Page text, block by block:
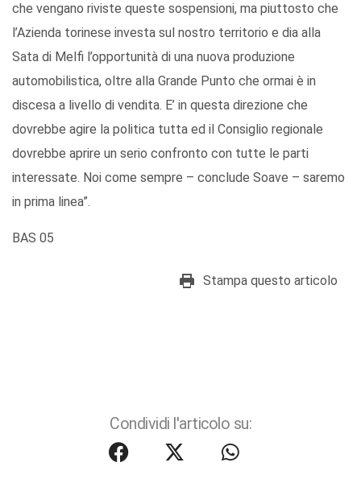
che vengano riviste queste sospensioni, ma piuttosto che
l’Azienda torinese investa sul nostro territorio e dia alla
Sata di Melfi l’opportunità di una nuova produzione
automobilistica, oltre alla Grande Punto che ormai è in
discesa a livello di vendita. E’ in questa direzione che
dovrebbe agire la politica tutta ed il Consiglio regionale
dovrebbe aprire un serio confronto con tutte le parti
interessate. Noi come sempre – conclude Soave – saremo
in prima linea”.
BAS 05
Stampa questo articolo
Condividi l'articolo su: